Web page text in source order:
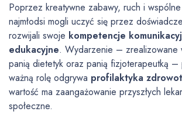
Poprzez kreatywne zabawy, ruch i wspólne
najmłodsi mogli uczyć się przez
rozwijali swoje kompetencje
edukacyjne. Wydarzenie – zrealizowane
panią dietetyk oraz panią fizjoterapeutką –
ważną rolę odgrywa profilaktyka
wartość ma zaangażowanie przyszłych
społeczne.